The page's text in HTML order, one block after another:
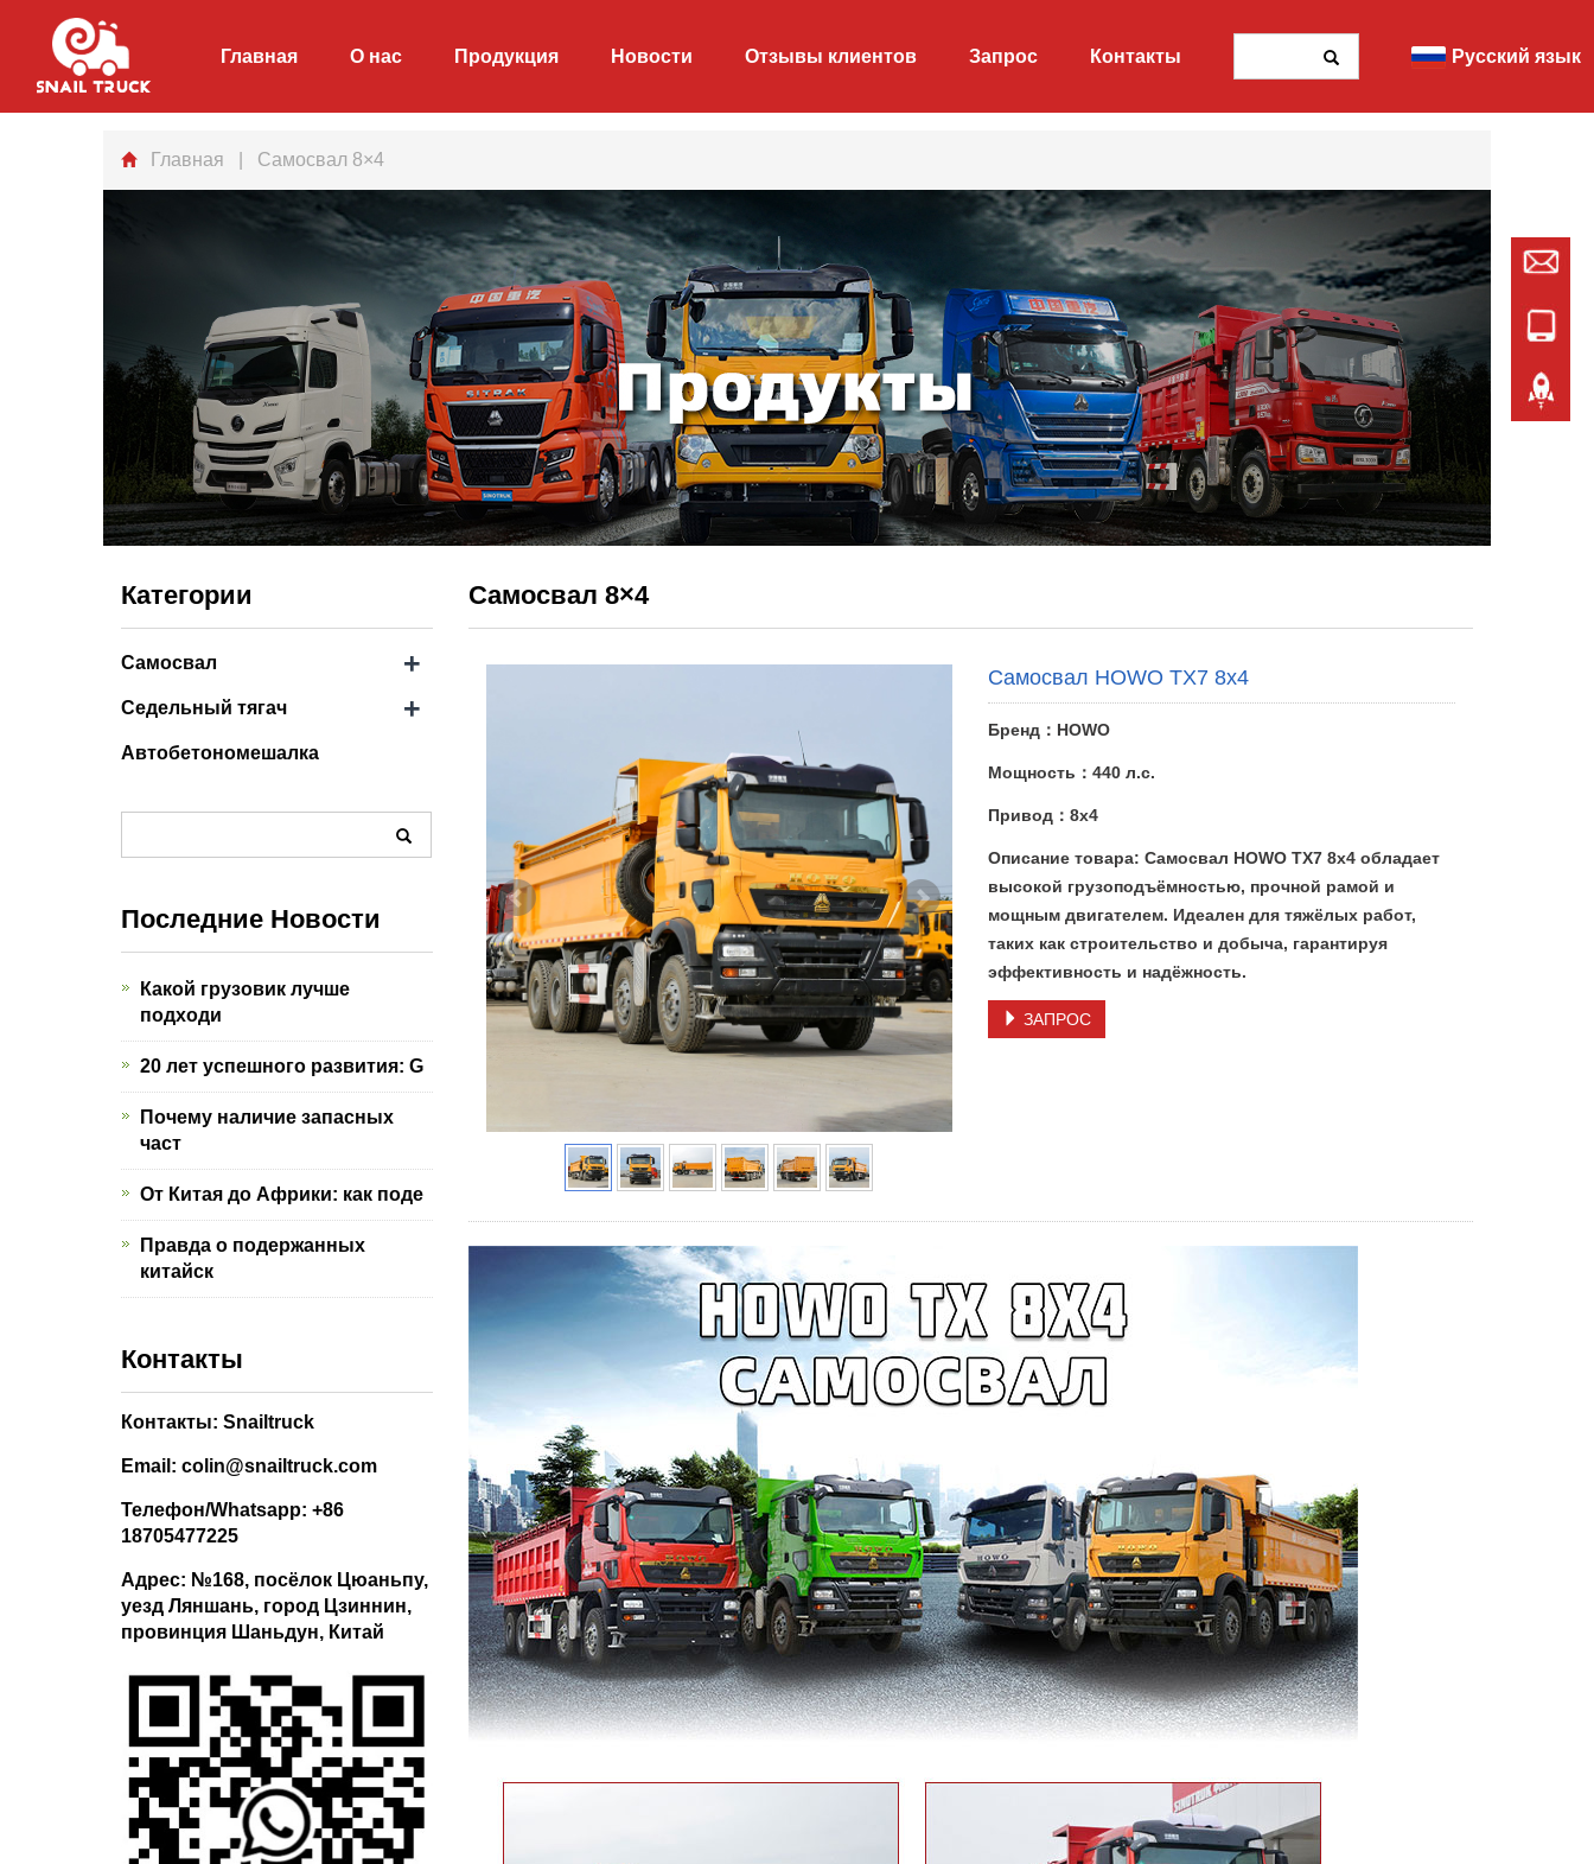
Главная О нас Продукция Новости Отзывы клиентов Запрос Контакты Русский язык
Главная | Самосвал 8×4
Самосвал 8×4
Самосвал HOWO TX7 8x4
Бренд：HOWO
Мощность：440 л.с.
Привод：8x4
Описание товара: Самосвал HOWO TX7 8x4 обладает
высокой грузоподъёмностью, прочной рамой и
мощным двигателем. Идеален для тяжёлых работ,
таких как строительство и добыча, гарантируя
эффективность и надёжность.
ЗАПРОС
Категории
Самосвал +
Седельный тягач +
Автобетономешалка
Последние Новости
Какой грузовик лучше
подходи
20 лет успешного развития: G
Почему наличие запасных
част
От Китая до Африки: как поде
Правда о подержанных
китайск
Контакты
Контакты: Snailtruck
Email: colin@snailtruck.com
Телефон/Whatsapp: +86
18705477225
Адрес: №168, посёлок Цюаньпу,
уезд Ляншань, город Цзиннин,
провинция Шаньдун, Китай